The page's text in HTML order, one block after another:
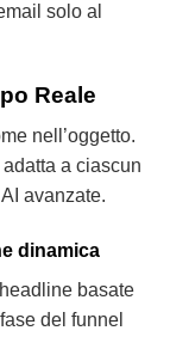
solo al
Reale
nell’oggetto.
a ciascun
avanzate.
dinamica
headline basate
del funnel